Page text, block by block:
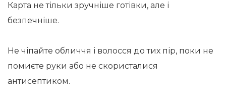
Карта не тільки зручніше готівки, але і
безпечніше.
Не чіпайте обличчя і волосся до тих пір, поки не
помиєте руки або не скористалися
антисептиком.